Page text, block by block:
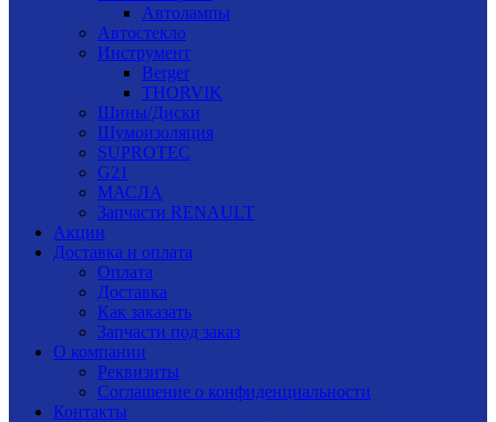
Автолампы
Автостекло
Инструмент
Berger
THORVIK
Шины/Диски
Шумоизоляция
SUPROTEC
G21
МАСЛА
Запчасти RENAULT
Акции
Доставка и оплата
Оплата
Доставка
Как заказать
Запчасти под заказ
О компании
Реквизиты
Соглашение о конфиденциальности
Контакты